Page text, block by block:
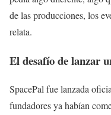
de las producciones, los
relata.
El desafío de lanzar
SpacePal fue lanzada
fundadores ya habían